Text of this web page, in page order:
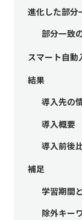
進化した部分
部分一致
スマート自動
結果
導入先の
導入概要
導入前後
補足
学習期間
除外キー